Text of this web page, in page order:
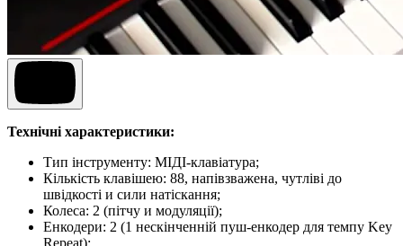
Технічні характеристики:
Тип інструменту: МІДІ-клавіатура;
Кількість клавішею: 88, напівзважена, чутліві до
швідкості и сили натіскання;
Колеса: 2 (пітчу и модуляції);
Енкодери: 2 (1 нескінченній пуш-енкодер для темпу Key
Repeat);